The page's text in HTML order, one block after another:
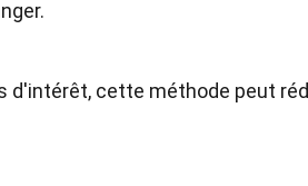
d'intérêt, cette méthode peut